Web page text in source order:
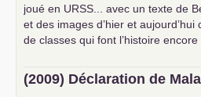
joué en URSS ... avec un texte de
et des images d’hier et aujourd’hui
de classes qui font l’histoire encore
(2009) Déclaration de